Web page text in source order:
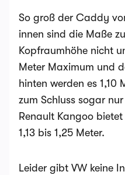
So groß der Caddy
innen sind die Maße
Kopfraumhöhe nicht
Meter Maximum und
hinten werden es 1,10
zum Schluss sogar
Renault Kangoo
1,13 bis 1,25 Meter.
Leider gibt VW keine